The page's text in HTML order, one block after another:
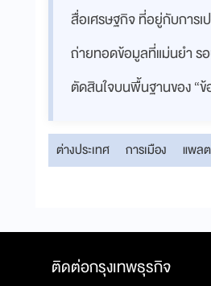
สื่อเศรษฐกิจ ที่อยู่กับการเ
ถ่ายทอดข้อมูลที่แม่นยำ ร
ตัดสินใจบนพื้นฐานของ “ข้
ต่างประเทศ การเมือง แพล
ติดต่อกรุงเทพธุรกิจ